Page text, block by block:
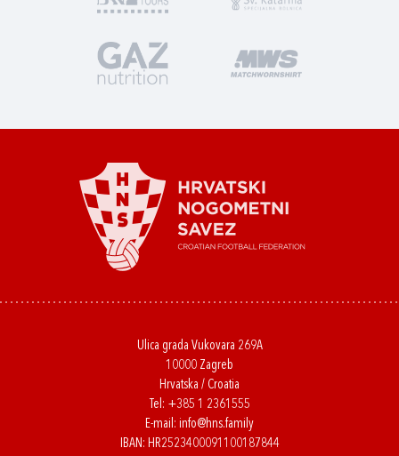
Ulica grada Vukovara 269A
10000 Zagreb
Hrvatska / Croatia
Tel: +385 1 2361555
E-mail: info@hns.family
IBAN: HR2523400091100187844